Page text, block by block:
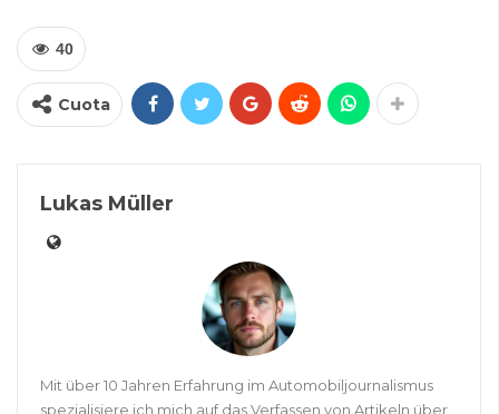
40
Cuota
Lukas Müller
Mit über 10 Jahren Erfahrung im Automobiljournalismus
spezialisiere ich mich auf das Verfassen von Artikeln über